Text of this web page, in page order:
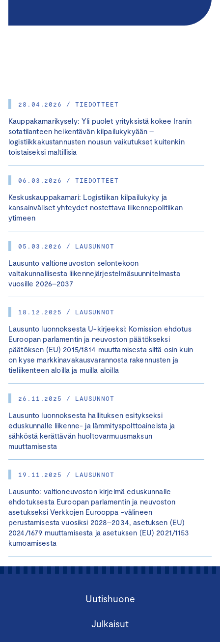
28.04.2026 / TIEDOTTEET
Kauppakamarikysely: Yli puolet yrityksistä kokee Iranin
sotatilanteen heikentävän kilpailukykyään –
logistiikkakustannusten nousun vaikutukset kuitenkin
toistaiseksi maltillisia
06.03.2026 / TIEDOTTEET
Keskuskauppakamari: Logistiikan kilpailukyky ja
kansainväliset yhteydet nostettava liikennepolitiikan
ytimeen
05.03.2026 / LAUSUNNOT
Lausunto valtioneuvoston selontekoon
valtakunnallisesta liikennejärjestelmäsuunnitelmasta
vuosille 2026–2037
18.12.2025 / LAUSUNNOT
Lausunto luonnoksesta U-kirjeeksi: Komission ehdotus
Euroopan parlamentin ja neuvoston päätökseksi
päätöksen (EU) 2015/1814 muuttamisesta siltä osin kuin
on kyse markkinavakausvarannosta rakennusten ja
tieliikenteen aloilla ja muilla aloilla
26.11.2025 / LAUSUNNOT
Lausunto luonnoksesta hallituksen esitykseksi
eduskunnalle liikenne- ja lämmityspolttoaineista ja
sähköstä kerättävän huoltovarmuusmaksun
muuttamisesta
19.11.2025 / LAUSUNNOT
Lausunto: valtioneuvoston kirjelmä eduskunnalle
ehdotuksesta Euroopan parlamentin ja neuvoston
asetukseksi Verkkojen Eurooppa -välineen
perustamisesta vuosiksi 2028–2034, asetuksen (EU)
2024/1679 muuttamisesta ja asetuksen (EU) 2021/1153
kumoamisesta
Uutishuone
Julkaisut